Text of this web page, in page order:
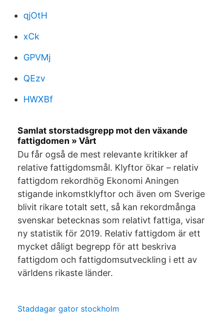
qjOtH
xCk
GPVMj
QEzv
HWXBf
Samlat storstadsgrepp mot den växande
fattigdomen » Vårt
Du får også de mest relevante kritikker af
relative fattigdomsmål. Klyftor ökar – relativ
fattigdom rekordhög Ekonomi Aningen
stigande inkomstklyftor och även om Sverige
blivit rikare totalt sett, så kan rekordmånga
svenskar betecknas som relativt fattiga, visar
ny statistik för 2019. Relativ fattigdom är ett
mycket dåligt begrepp för att beskriva
fattigdom och fattigdomsutveckling i ett av
världens rikaste länder.
Staddagar gator stockholm